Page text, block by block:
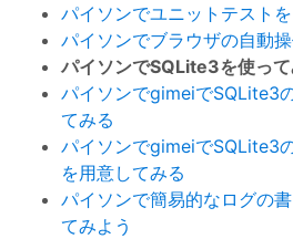
パイソンでユニットテスト
パイソンでブラウザの自動
パイソンでSQLite3を使っ
パイソンでgimeiでSQLite3
てみる
パイソンでgimeiでSQLite3
を用意してみる
パイソンで簡易的なログの
てみよう